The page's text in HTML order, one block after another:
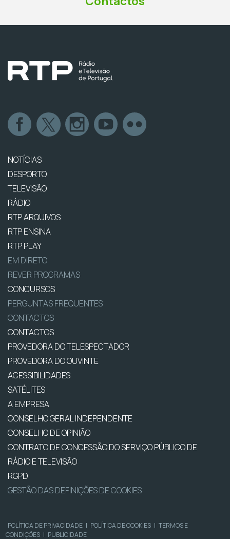
NOTÍCIAS
DESPORTO
TELEVISÃO
RÁDIO
RTP ARQUIVOS
RTP ENSINA
RTP PLAY
EM DIRETO
REVER PROGRAMAS
CONCURSOS
PERGUNTAS FREQUENTES
CONTACTOS
CONTACTOS
PROVEDORA DO TELESPECTADOR
PROVEDORA DO OUVINTE
ACESSIBILIDADES
SATÉLITES
A EMPRESA
CONSELHO GERAL INDEPENDENTE
CONSELHO DE OPINIÃO
CONTRATO DE CONCESSÃO DO SERVIÇO PÚBLICO DE
RÁDIO E TELEVISÃO
RGPD
GESTÃO DAS DEFINIÇÕES DE COOKIES
POLÍTICA DE PRIVACIDADE | POLÍTICA DE COOKIES | TERMOS E
CONDIÇÕES | PUBLICIDADE